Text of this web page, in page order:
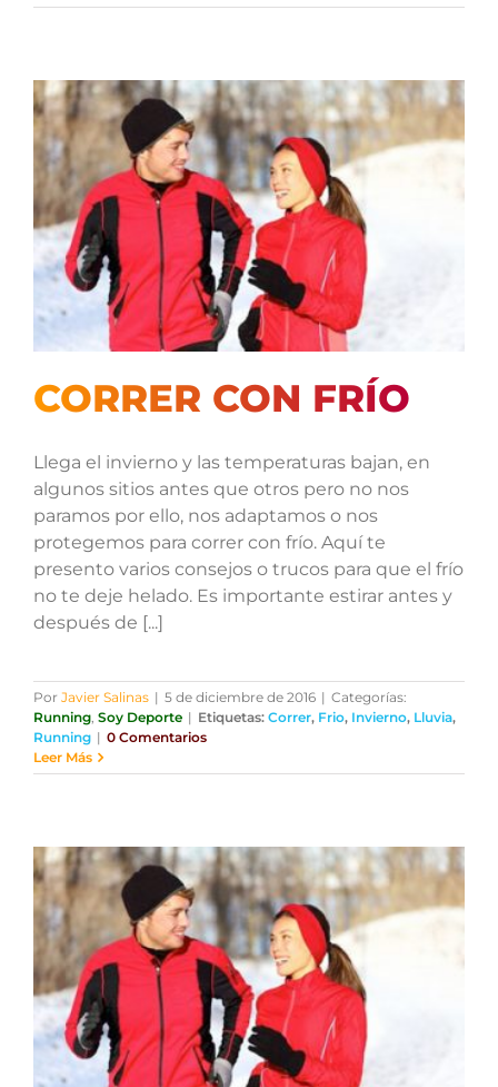
CORRER CON FRÍO
Llega el invierno y las temperaturas bajan, en
algunos sitios antes que otros pero no nos
paramos por ello, nos adaptamos o nos
protegemos para correr con frío. Aquí te
presento varios consejos o trucos para que el frío
no te deje helado. Es importante estirar antes y
después de [...]
Por Javier Salinas | 5 de diciembre de 2016 | Categorías:
Running, Soy Deporte | Etiquetas: Correr, Frio, Invierno, Lluvia,
Running | 0 Comentarios
Leer Más